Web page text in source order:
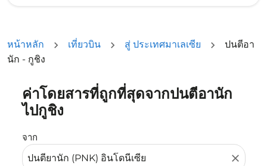
หน้าหลัก เที่ยวบิน สู่ ประเทศมาเลเซีย
ปนตีอา
นัก - กูชิง
ค่าโดยสารที่ถูกที่สุดจากปนตีอานัก
ไปกูชิง
จาก
close
ลองอัปเดตเส้นทางของคุณ (ต้นทางและ/หรือปลายทาง) หรื